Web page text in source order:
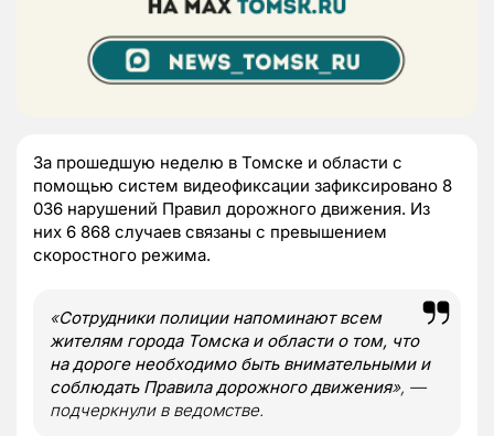
За прошедшую неделю в Томске и области с
помощью систем видеофиксации зафиксировано 8
036 нарушений Правил дорожного движения. Из
них 6 868 случаев связаны с превышением
скоростного режима.
«Сотрудники полиции напоминают всем
жителям города Томска и области о том, что
на дороге необходимо быть внимательными и
соблюдать Правила дорожного движения», —
подчеркнули в ведомстве.